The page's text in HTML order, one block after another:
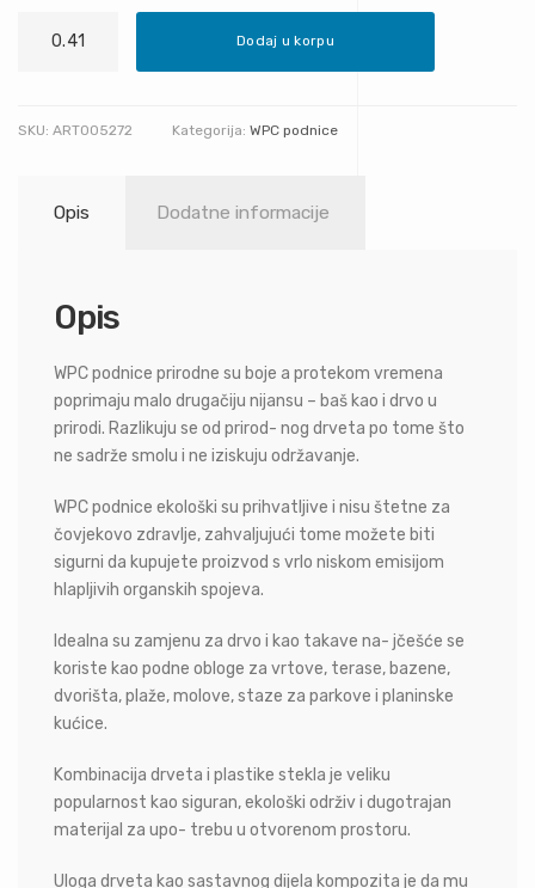
smeđa
Dodaj u korpu
SKU: ART005272 Kategorija: WPC podnice
Opis Dodatne informacije
Opis
WPC podnice prirodne su boje a protekom vremena
poprimaju malo drugačiju nijansu – baš kao i drvo u
prirodi. Razlikuju se od prirod- nog drveta po tome što
ne sadrže smolu i ne iziskuju održavanje.
WPC podnice ekološki su prihvatljive i nisu štetne za
čovjekovo zdravlje, zahvaljujući tome možete biti
sigurni da kupujete proizvod s vrlo niskom emisijom
hlapljivih organskih spojeva.
Idealna su zamjenu za drvo i kao takave na- jčešće se
koriste kao podne obloge za vrtove, terase, bazene,
dvorišta, plaže, molove, staze za parkove i planinske
kućice.
Kombinacija drveta i plastike stekla je veliku
popularnost kao siguran, ekološki održiv i dugotrajan
materijal za upo- trebu u otvorenom prostoru.
Uloga drveta kao sastavnog dijela kompozita je da mu